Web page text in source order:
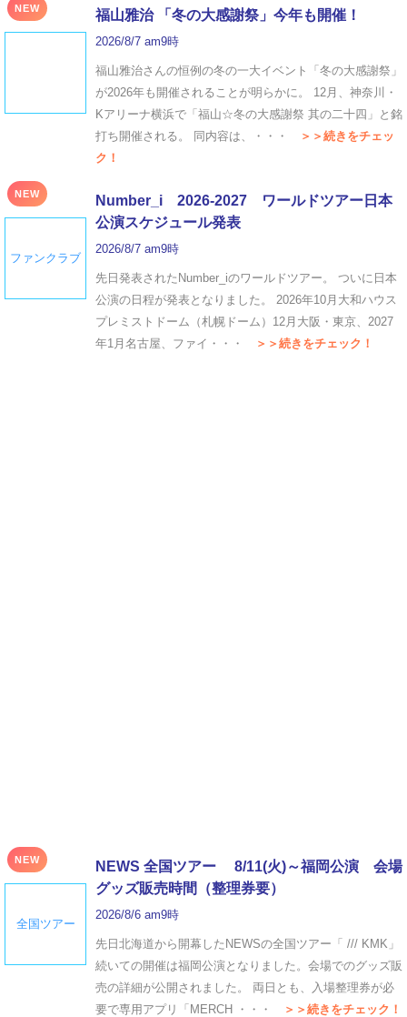
NEW 福山雅治 「冬の⼤感謝祭」今年も開催！
2026/8/7 am9時
福山雅治さんの恒例の冬の一大イベント「冬の⼤感謝祭」
が2026年も開催されることが明らかに。 12月、神奈川・
Kアリーナ横浜で「福山☆冬の大感謝祭 其の二十四」と銘
打ち開催される。 同内容は、・・・
＞＞続きをチェッ
ク！
NEW
ファンクラブ
Number_i 2026‐2027 ワールドツアー日本
公演スケジュール発表
2026/8/7 am9時
先日発表されたNumber_iのワールドツアー。 ついに日本
公演の日程が発表となりました。 2026年10月大和ハウス
プレミストドーム（札幌ドーム）12月大阪・東京、2027
年1月名古屋、ファイ・・・
＞＞続きをチェック！
NEW
全国ツアー
NEWS 全国ツアー 8/11(火)～福岡公演 会場
グッズ販売時間（整理券要）
2026/8/6 am9時
先日北海道から開幕したNEWSの全国ツアー「 /// KMK」
続いての開催は福岡公演となりました。会場でのグッズ販
売の詳細が公開されました。 両日とも、入場整理券が必
要で専用アプリ「MERCH ・・・
＞＞続きをチェック！